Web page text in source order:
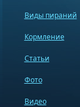
Виды пираний
Кормление
Статьи
Фото
Видео